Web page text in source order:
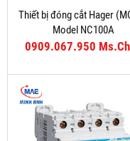
Thiết bị đóng cắt Hager
Model NC100A
0909.067.950